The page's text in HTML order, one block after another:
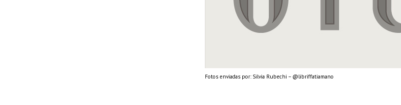
Fotos enviadas por: Silvia Rubechi – @libriffatiamano